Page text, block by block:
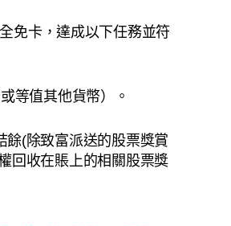
免卡，達成以下任務並符
或等值其他貨幣）。
餘(除致富派送的股票獎賞
回收在賬上的相關股票獎